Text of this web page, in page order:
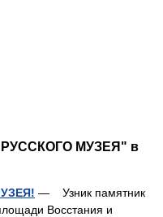
РУССКОГО МУЗЕЯ" в
— Узник памятник
Восстания и